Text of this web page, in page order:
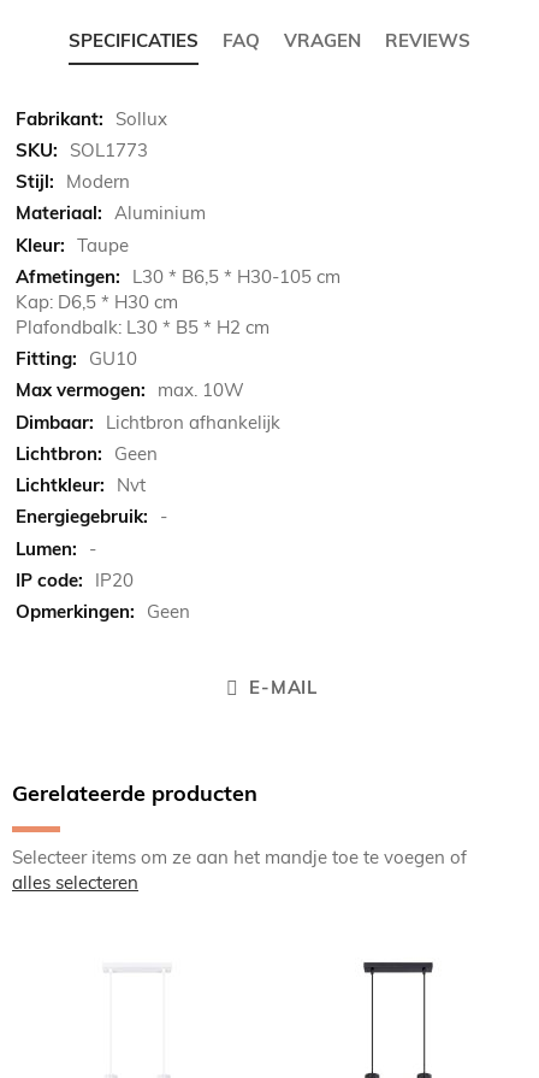
SPECIFICATIES FAQ VRAGEN REVIEWS
Meer
informatie
Sollux
SOL1773
Modern
Aluminium
Taupe
L30 * B6,5 * H30-105 cm
Kap: D6,5 * H30 cm
Plafondbalk: L30 * B5 * H2 cm
GU10
max. 10W
Lichtbron afhankelijk
Geen
Nvt
-
-
IP20
Geen
E-MAIL
Gerelateerde producten
Selecteer items om ze aan het mandje toe te voegen of
alles selecteren